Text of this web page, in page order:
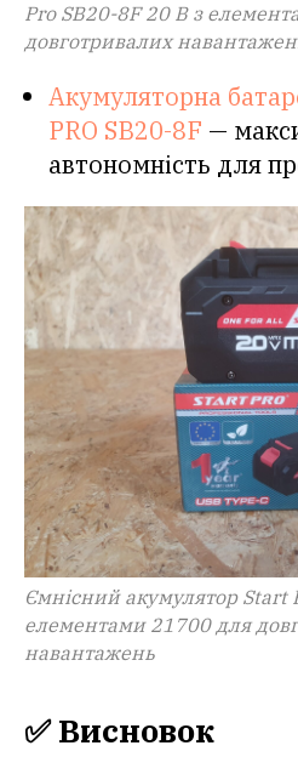
Pro SB20-8F 20 В з
довготривалих
Акумуляторна
PRO SB20-8F —
автономність для
Ємнісний акумулятор Start
елементами 21700 для
навантажень
✅ Висновок